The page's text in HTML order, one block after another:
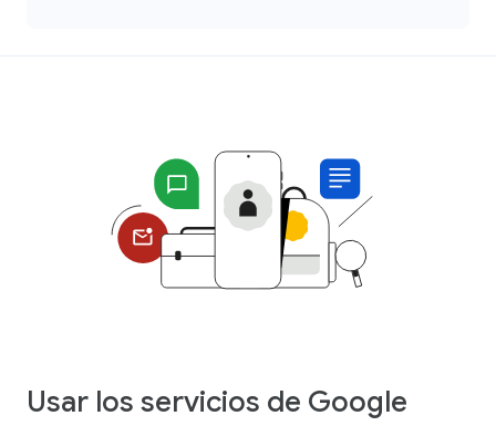
Usar los servicios de Google